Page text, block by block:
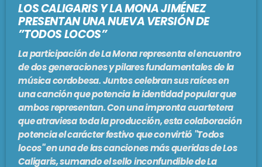
LOS CALIGARIS Y LA MONA JIMÉNEZ
PRESENTAN UNA NUEVA VERSIÓN DE
”TODOS LOCOS”
La participación de La Mona representa el encuentro
de dos generaciones y pilares fundamentales de la
música cordobesa. Juntos celebran sus raíces en
una canción que potencia la identidad popular que
ambos representan. Con una impronta cuartetera
que atraviesa toda la producción, esta colaboración
potencia el carácter festivo que convirtió ''Todos
locos'' en una de las canciones más queridas de Los
Caligaris, sumando el sello inconfundible de La